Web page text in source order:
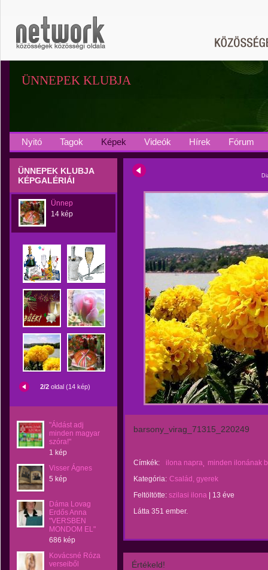
ÜNNEPEK KLUBJA
Nyitó Tagok Képek Videók Hírek Fórum
ÜNNEPEK KLUBJA
KÉPGALÉRIÁI
Ünnep
14 kép
2/2 oldal (14 kép)
"Áldást adj
minden magyar
szóra!"
1 kép
Visser Ágnes
5 kép
Dáma Lovag
Erdős Anna
"VERSBEN
MONDOM EL"
686 kép
Kovácsné Róza
verseiből
barsony_virag_71315_220249
Címkék: ilona napra
minden ilonának
Kategória: Család, gyerek
Feltöltötte: szilasi ilona
13 éve
Látta 351 ember.
Értékeld!